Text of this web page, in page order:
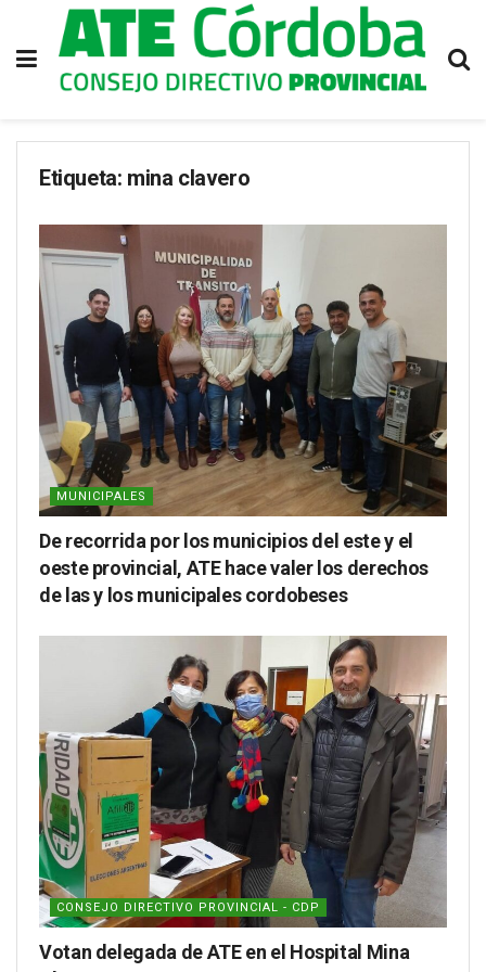
Etiqueta: mina clavero
MUNICIPALES
De recorrida por los municipios del este y el
oeste provincial, ATE hace valer los derechos
de las y los municipales cordobeses
CONSEJO DIRECTIVO PROVINCIAL - CDP
Votan delegada de ATE en el Hospital Mina